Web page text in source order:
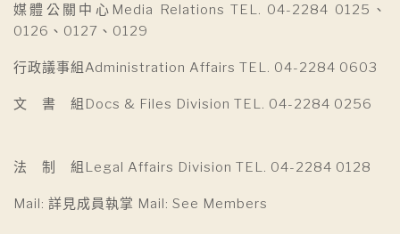
媒體公關中心Media Relations TEL. 04-2284 0125、
0126、0127、0129
行政議事組Administration Affairs TEL. 04-2284 0603
文 書 組Docs & Files Division TEL. 04-2284 0256
法 制 組Legal Affairs Division TEL. 04-2284 0128
Mail: 詳見成員執掌 Mail: See Members